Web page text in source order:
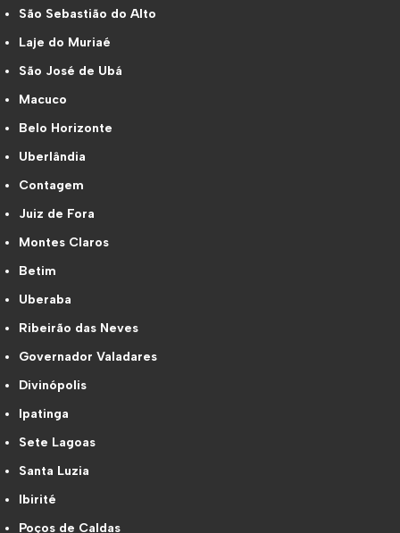
São Sebastião do Alto
Laje do Muriaé
São José de Ubá
Macuco
Belo Horizonte
Uberlândia
Contagem
Juiz de Fora
Montes Claros
Betim
Uberaba
Ribeirão das Neves
Governador Valadares
Divinópolis
Ipatinga
Sete Lagoas
Santa Luzia
Ibirité
Poços de Caldas